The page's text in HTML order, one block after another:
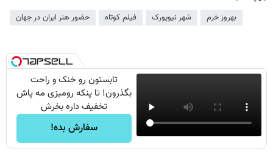
بهروز خرم شهر نیویورک فیلم کوتاه حضور هنر ایران در جهان
تابستون رو خنک و راحت
بگذرون! تا پنکه رومیزی مه پاش
تخفیف داره بخرش
سفارش بده!